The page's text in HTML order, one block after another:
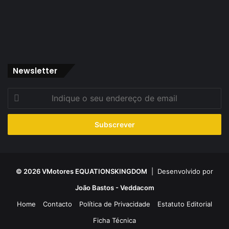
Newsletter
seu
de
© 2026 VMotores EQUATIONSKINGDOM | Desenvolvido por
João Bastos - Veddacom
Home
Contacto Política de Privacidade
Estatuto Editorial
Ficha Técnica